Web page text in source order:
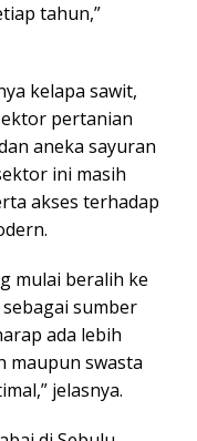
tahun,”
kelapa sawit,
pertanian
aneka sayuran
ini masih
akses terhadap
mulai beralih ke
sumber
ada lebih
maupun swasta
jelasnya.